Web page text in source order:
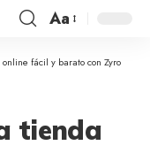
Aa
fácil y barato con Zyro
tienda